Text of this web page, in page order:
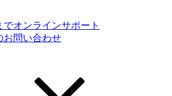
でオンラインサポート
お問い合わせ